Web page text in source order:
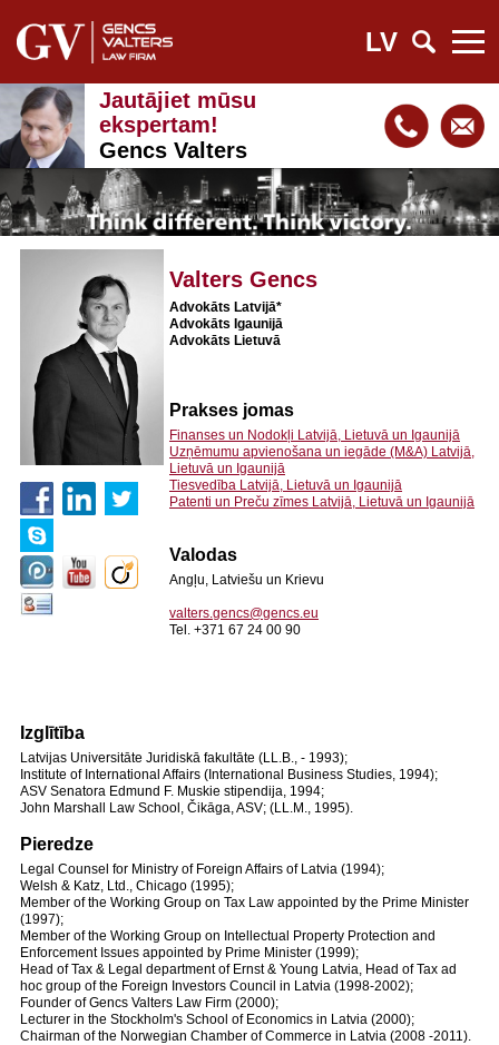
LV
Jautājiet mūsu
ekspertam!
Gencs Valters
Valters Gencs
Advokāts Latvijā*
Advokāts Igaunijā
Advokāts Lietuvā
Prakses jomas
Finanses un Nodokļi Latvijā, Lietuvā un Igaunijā
Uzņēmumu apvienošana un iegāde (M&A) Latvijā,
Lietuvā un Igaunijā
Tiesvedība Latvijā, Lietuvā un Igaunijā
Patenti un Preču zīmes Latvijā, Lietuvā un Igaunijā
Valodas
Angļu, Latviešu un Krievu
valters.gencs@gencs.eu
Tel. +371 67 24 00 90
Izglītība
Latvijas Universitāte Juridiskā fakultāte (LL.B., - 1993);
Institute of International Affairs (International Business Studies, 1994);
ASV Senatora Edmund F. Muskie stipendija, 1994;
John Marshall Law School, Čikāga, ASV; (LL.M., 1995).
Pieredze
Legal Counsel for Ministry of Foreign Affairs of Latvia (1994);
Welsh & Katz, Ltd., Chicago (1995);
Member of the Working Group on Tax Law appointed by the Prime Minister
(1997);
Member of the Working Group on Intellectual Property Protection and
Enforcement Issues appointed by Prime Minister (1999);
Head of Tax & Legal department of Ernst & Young Latvia, Head of Tax ad
hoc group of the Foreign Investors Council in Latvia (1998-2002);
Founder of Gencs Valters Law Firm (2000);
Lecturer in the Stockholm's School of Economics in Latvia (2000);
Chairman of the Norwegian Chamber of Commerce in L atvia (2008 -2011).